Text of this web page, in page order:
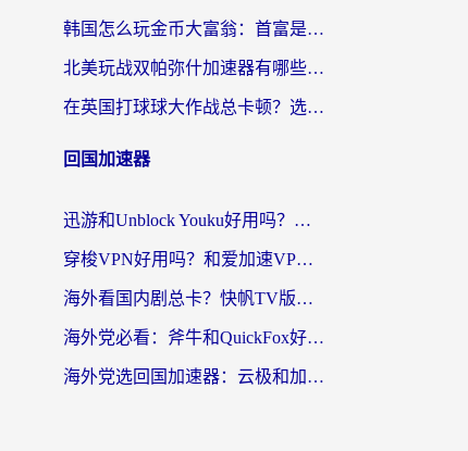
韩国怎么玩金币大富翁：首富是谁？海外党国服游戏加速全攻略
北美玩战双帕弥什加速器有哪些？海外党亲测好用的国服加速指南
在英国打球球大作战总卡顿？选对加速器让你告别延迟（附实测攻略）
回国加速器
迅游和Unblock Youku好用吗？海外党亲测：3个维度教你选对回国加速器
穿梭VPN好用吗？和爱加速VPN对比哪个回国效果更好？海外党必看的实用指南
海外看国内剧总卡？快帆TV版VPN好用吗？和海牛VPN对比哪个回国效果更好？
海外党必看：斧牛和QuickFox好用吗？3步选对回国加速器，无缝刷国内剧玩游戏
海外党选回国加速器：云极和加速喵哪个好？附3款热门工具实测对比